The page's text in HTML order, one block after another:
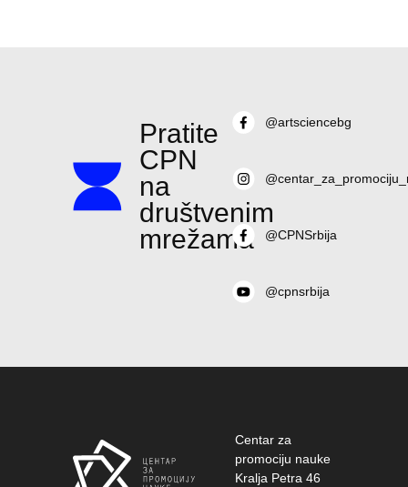
Pratite
CPN
na
društvenim
mrežama
@artsciencebg
@CPNSrbija
@cpnsrbija
Centar za
promociju nauke
Kralja Petra 46